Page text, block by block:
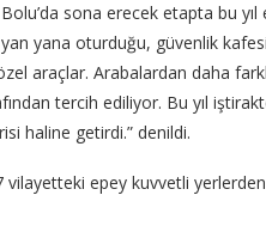
Bolu’da sona erecek etapta bu
yana oturduğu, güvenlik
araçlar. Arabalardan daha
tercih ediliyor. Bu yıl iştirakte
haline getirdi.” denildi.
vilayetteki epey kuvvetli